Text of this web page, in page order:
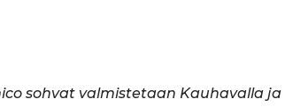
sohvat valmistetaan Kauhavalla ja